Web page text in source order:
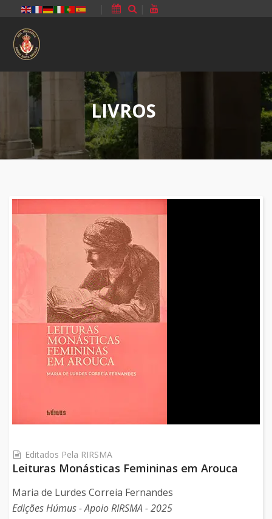
LIVROS
Editados Pela RIRSMA
Leituras Monásticas Femininas em Arouca
Maria de Lurdes Correia Fernandes
Edições Húmus - Apoio RIRSMA - 2025